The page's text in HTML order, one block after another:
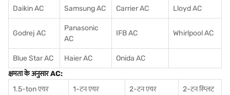
Daikin AC Samsung AC Carrier AC Lloyd AC
Godrej AC
Panasonic
AC
IFB AC Whirlpool AC
Blue Star AC Haier AC
Onida AC
क्षमता के अनुसार AC:
1.5-ton एयर
1-टन एयर
2-टन एयर
2-टन स्प्लिट